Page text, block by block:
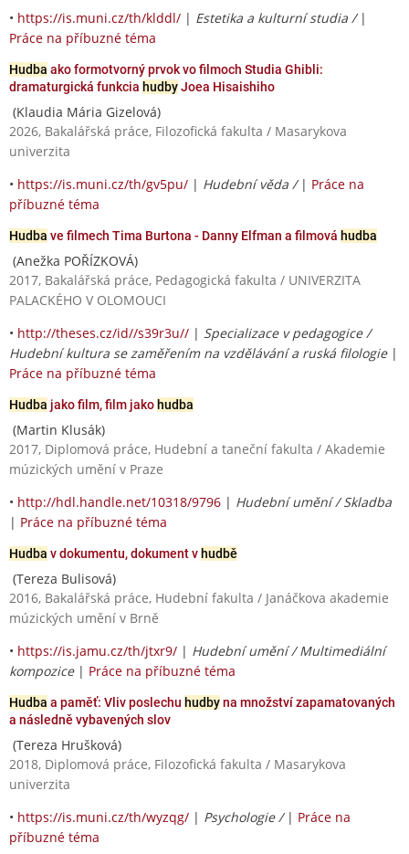
• https://is.muni.cz/th/klddl/ | Estetika a kulturní studia / |
Práce na příbuzné téma
Hudba ako formotvorný prvok vo filmoch Studia Ghibli:
dramaturgická funkcia hudbyJoea Hisaishiho
(Klaudia Mária Gizelová)
2026, Bakalářská práce, Filozofická fakulta / Masarykova
univerzita
• https://is.muni.cz/th/gv5pu/ | Hudební věda / | Práce na
příbuzné téma
Hudba ve filmech Tima Burtona - Danny Elfman a filmová hudba
(Anežka POŘÍZKOVÁ)
2017, Bakalářská práce, Pedagogická fakulta / UNIVERZITA
PALACKÉHO V OLOMOUCI
• http://theses.cz/id//s39r3u// | Specializace v pedagogice /
Hudební kultura se zaměřením na vzdělávání a ruská filologie|
Práce na příbuzné téma
Hudba jako film, film jako hudba
(Martin Klusák)
2017, Diplomová práce, Hudební a taneční fakulta / Akademie
múzických umění v Praze
• http://hdl.handle.net/10318/9796 | Hudební umění / Skladba
| Práce na příbuzné téma
Hudba v dokumentu, dokument v hudbě
(Tereza Bulisová)
2016, Bakalářská práce, Hudební fakulta / Janáčkova akademie
múzických umění v Brně
• https://is.jamu.cz/th/jtxr9/ | Hudební umění / Multimediální
kompozice| Práce na příbuzné téma
Hudba a paměť: Vliv poslechu hudbyna množství zapamatovaných
a následně vybavených slov
(Tereza Hrušková)
2018, Diplomová práce, Filozofická fakulta / Masarykova
univerzita
• https://is.muni.cz/th/wyzqg/ | Psychologie / | Práce na
příbuzné téma